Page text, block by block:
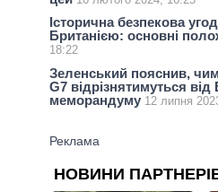
Історична безпекова
Британією: основні
18:22
Зеленський пояснив, чим
G7 відрізнятимуться
меморандуму 12 липня